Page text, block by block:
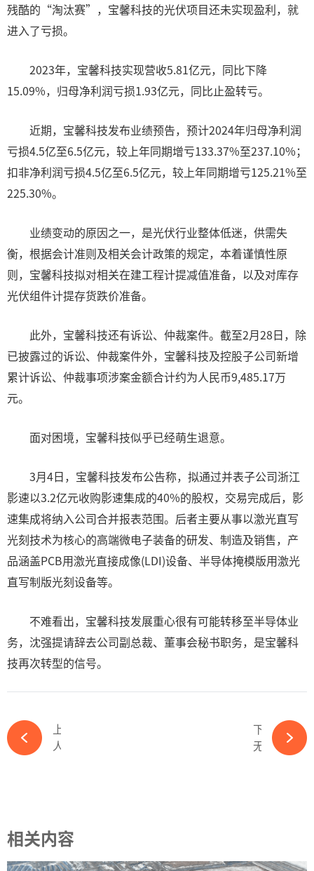
残酷的“淘汰赛”，宝馨科技的光伏项目还未实现盈利，就
进入了亏损。
2023年，宝馨科技实现营收5.81亿元，同比下降
15.09%，归母净利润亏损1.93亿元，同比止盈转亏。
近期，宝馨科技发布业绩预告，预计2024年归母净利润
亏损4.5亿至6.5亿元，较上年同期增亏133.37%至237.10%；
扣非净利润亏损4.5亿至6.5亿元，较上年同期增亏125.21%至
225.30%。
业绩变动的原因之一，是光伏行业整体低迷，供需失
衡，根据会计准则及相关会计政策的规定，本着谨慎性原
则，宝馨科技拟对相关在建工程计提减值准备，以及对库存
光伏组件计提存货跌价准备。
此外，宝馨科技还有诉讼、仲裁案件。截至2月28日，除
已披露过的诉讼、仲裁案件外，宝馨科技及控股子公司新增
累计诉讼、仲裁事项涉案金额合计约为人民币9,485.17万
元。
面对困境，宝馨科技似乎已经萌生退意。
3月4日，宝馨科技发布公告称，拟通过并表子公司浙江
影速以3.2亿元收购影速集成的40%的股权，交易完成后，影
速集成将纳入公司合并报表范围。后者主要从事以激光直写
光刻技术为核心的高端微电子装备的研发、制造及销售，产
品涵盖PCB用激光直接成像(LDI)设备、半导体掩模版用激光
直写制版光刻设备等。
不难看出，宝馨科技发展重心很有可能转移至半导体业
务，沈强提请辞去公司副总裁、董事会秘书职务，是宝馨科
技再次转型的信号。
下一篇
无人出价！又一光伏企业股权流拍-365wm完美体育官网
相关内容